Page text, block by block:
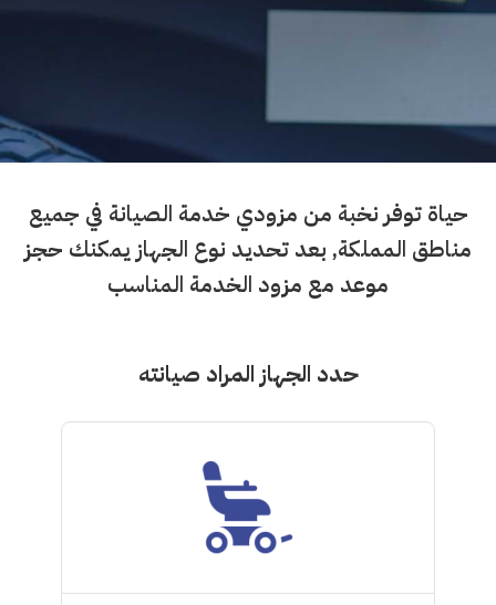
حياة توفر نخبة من مزودي خدمة الصيانة في جميع
مناطق المملكة, بعد تحديد نوع الجهاز يمكنك حجز
موعد مع مزود الخدمة المناسب
حدد الجهاز المراد صيانته